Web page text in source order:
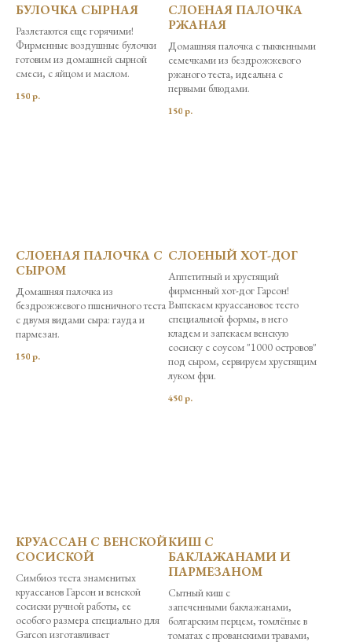
БУЛОЧКА СЫРНАЯ
Разлетаются еще горячими!
Фирменные воздушные булочки
готовим из домашней сырной
смеси, с яйцом и маслом.
150р.
СЛОЕНАЯ ПАЛОЧКА
РЖАНАЯ
Домашняя палочка с тыквенными
семечками из бездрожжевого
ржаного теста, идеальна с
первыми блюдами.
150р.
СЛОЕНАЯ ПАЛОЧКА С
СЫРОМ
Домашняя палочка из
бездрожжевого пшеничного теста
с двумя видами сыра: гауда и
пармезан.
150р.
СЛОЕНЫЙ ХОТ-ДОГ
Аппетитный и хрустящий
фирменный хот-дог Гарсон!
Выпекаем круассановое тесто
специальной формы, в него
кладем и запекаем венскую
сосиску с соусом "1000 островов"
под сыром, сервируем хрустящим
луком фри.
450р.
КРУАССАН С ВЕНСКОЙ
СОСИСКОЙ
Симбиоз теста знаменитых
круассанов Гарсон и венской
сосиски ручной работы, ее
особого размера специально для
Garcon изготавливает
КИШ С
БАКЛАЖАНАМИ И
ПАРМЕЗАНОМ
Сытный киш с
запеченными баклажанами,
болгарским перцем, томлёные в
томатах с прованскими травами,